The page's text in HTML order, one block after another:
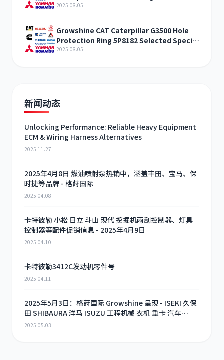
Assembly 3301843 Parameter
2025.08.05
Growshine CAT Caterpillar G3500 Hole
Protection Ring 5P8182 Selected Special
Offers
2025.08.05
新闻动态
Unlocking Performance: Reliable Heavy Equipment
ECM & Wiring Harness Alternatives
2025.11.27
2025年4月8日 燃油喷射泵热销中，涵盖丰田、宝马、保
时捷等品牌 - 格莳国际
2025.04.08
卡特彼勒 小松 日立 斗山 现代 挖掘机雨刮控制器、灯具
控制器等配件促销信息 - 2025年4月9日
2025.04.10
卡特彼勒3412C发动机零件号
2025.04.11
2025年5月3日：格莳国际 Growshine 呈现 - ISEKI 久保
田 SHIBAURA 洋马 ISUZU 工程机械 农机 重卡 汽车
RHF3 涡轮增压器及配件 海量现货供应
2025.05.03